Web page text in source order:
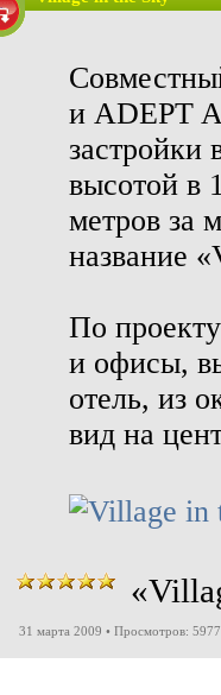
и ADEPT
застройки
высотой в
метров за
название
По
и офисы,
отель, из
вид на
31 марта 2009 • Просмотров: 5977